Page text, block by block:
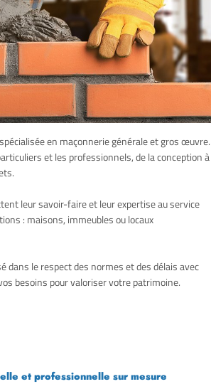
en maçonnerie générale et gros œuvre.
et les professionnels, de la conception à
leur savoir-faire et leur expertise au service
: maisons, immeubles ou locaux
dans le respect des normes et des délais avec
besoins pour valoriser votre patrimoine.
et professionnelle sur mesure